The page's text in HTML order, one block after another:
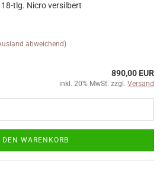
tlg. Nicro versilbert
abweichend)
890,00 EUR
inkl. 20% MwSt. zzgl. Versand
DEN WARENKORB